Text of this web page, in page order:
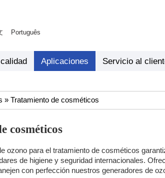
Português
Aplicaciones Servicio al
» Tratamiento de cosméticos
cosméticos
ozono para el tratamiento de cosméticos
de higiene y seguridad internacionales.
con perfección nuestros generadores de